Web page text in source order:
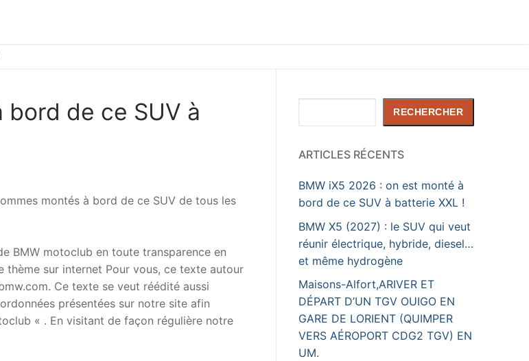
de ce SUV à
montés à bord de ce SUV de tous les
BMW motoclub en toute transparence en
sur internet Pour vous, ce texte autour
Ce texte se veut réédité aussi
présentées sur notre site afin
« . En visitant de façon régulière notre
RECHERCHER
ARTICLES RÉCENTS
BMW iX5 2026 : on est monté à
bord de ce SUV à batterie XXL !
BMW X5 (2027) : le SUV qui veut
réunir électrique, hybride, diesel…
et même hydrogène
Maisons-Alfort,ARIVER ET
DÉPART D’UN TGV OUIGO EN
GARE DE LORIENT (QUIMPER
VERS AÉROPORT CDG2 TGV) EN
UM.